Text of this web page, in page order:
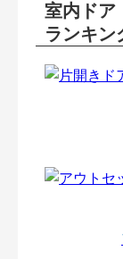
室内ドア
ランキン